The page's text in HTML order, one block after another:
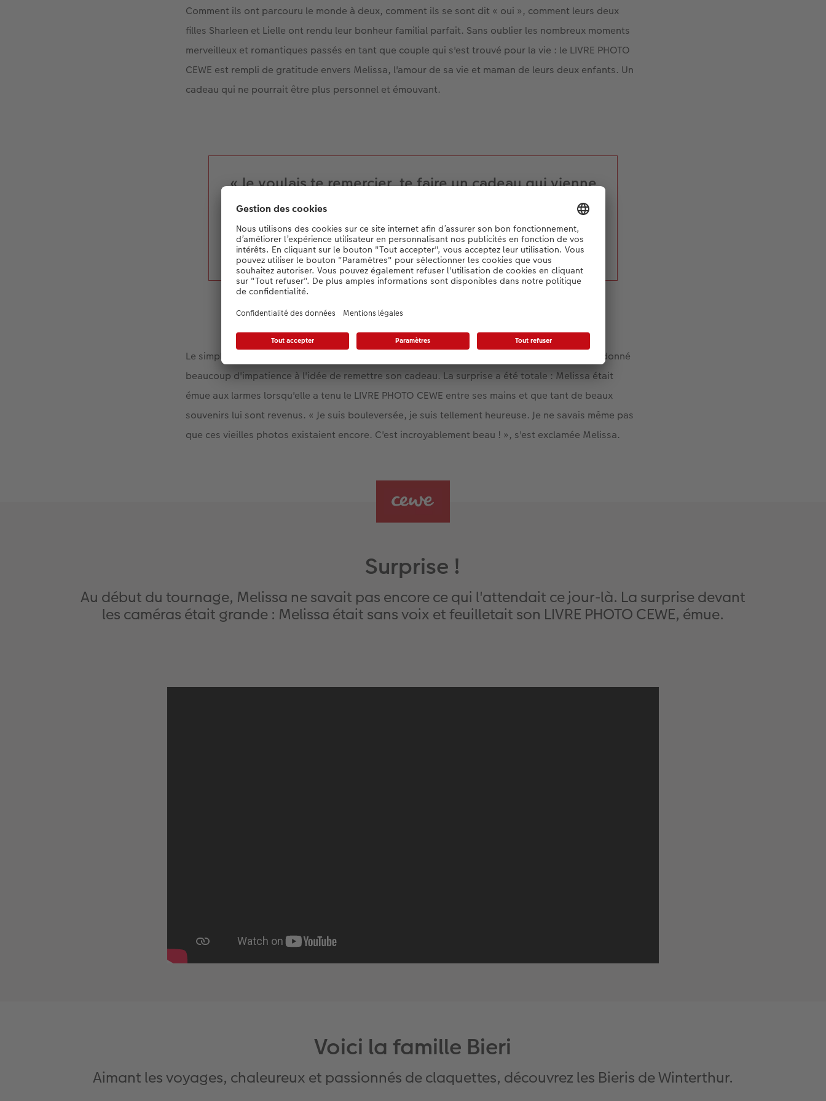
Comment ils ont parcouru le monde à deux, comment ils se sont dit « oui », comment leurs deux
filles Sharleen et Lielle ont rendu leur bonheur familial parfait. Sans oublier les nombreux moments
merveilleux et romantiques passés en tant que couple qui s'est trouvé pour la vie : le LIVRE PHOTO
CEWE est rempli de gratitude envers Melissa, l'amour de sa vie et maman de leurs deux enfants. Un
cadeau qui ne pourrait être plus personnel et émouvant.
« Je voulais te remercier, te faire un cadeau qui vienne
du cœur. Qui soit de moi pour toi. Qui représente
notre histoire. »
Roman Bieri
Le simple fait de sélectionner les photos a été pour Roman un voyage dans le temps et lui a donné
beaucoup d'impatience à l'idée de remettre son cadeau. La surprise a été totale : Melissa était
émue aux larmes lorsqu'elle a tenu le LIVRE PHOTO CEWE entre ses mains et que tant de beaux
souvenirs lui sont revenus. « Je suis bouleversée, je suis tellement heureuse. Je ne savais même pas
que ces vieilles photos existaient encore. C'est incroyablement beau ! », s'est exclamée Melissa.
Surprise !
Au début du tournage, Melissa ne savait pas encore ce qui l'attendait ce jour-là. La surprise devant
les caméras était grande : Melissa était sans voix et feuilletait son LIVRE PHOTO CEWE, émue.
Voici la famille Bieri
Aimant les voyages, chaleureux et passionnés de claquettes, découvrez les Bieris de Winterthur.